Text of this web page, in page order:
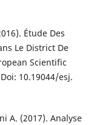
Étude Des
Le District De
Scientific
10.19044/esj.
A. (2017). Analyse